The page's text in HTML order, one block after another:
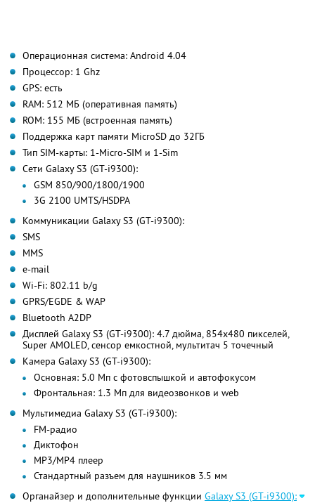
Операционная система: Android 4.04
Процессор: 1 Ghz
GPS: есть
RAM: 512 МБ (оперативная память)
ROM: 155 МБ (встроенная память)
Поддержка карт памяти MicroSD до 32ГБ
Тип SIM-карты: 1-Micro-SIM и 1-Sim
Сети Galaxy S3 (GT-i9300):
GSM 850/900/1800/1900
3G 2100 UMTS/HSDPA
Коммуникации Galaxy S3 (GT-i9300):
SMS
MMS
e-mail
Wi-Fi: 802.11 b/g
GPRS/EGDE & WAP
Bluetooth A2DP
Дисплей Galaxy S3 (GT-i9300): 4.7 дюйма, 854х480 пикселей,
Super AMOLED, сенсор емкостной, мультитач 5 точечный
Камера Galaxy S3 (GT-i9300):
Основная: 5.0 Мп с фотовспышкой и автофокусом
Фронтальная: 1.3 Мп для видеозвонков и web
Мультимедиа Galaxy S3 (GT-i9300):
FM-радио
Диктофон
MP3/MP4 плеер
Стандартный разъем для наушников 3.5 мм
Органайзер и дополнительные функции Galaxy S3 (GT-i9300):